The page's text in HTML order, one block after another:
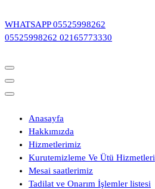
geç
WHATSAPP 05525998262
05525998262 02165773330
Anasayfa
Hakkımızda
Hizmetlerimiz
Kurutemizleme Ve Ütü Hizmetleri
Mesai saatlerimiz
Tadilat ve Onarım İşlemler listesi